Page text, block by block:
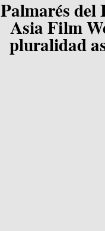
Palmarés del
Asia Film
pluralidad